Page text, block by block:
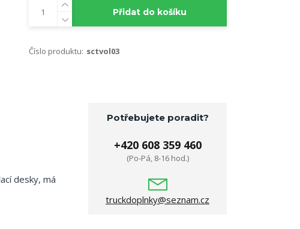
Přidat do košíku
Číslo produktu: sctvol03
desky, má
Potřebujete poradit?
+420 608 359 460
(Po-Pá, 8-16 hod.)
truckdoplnky@seznam.cz